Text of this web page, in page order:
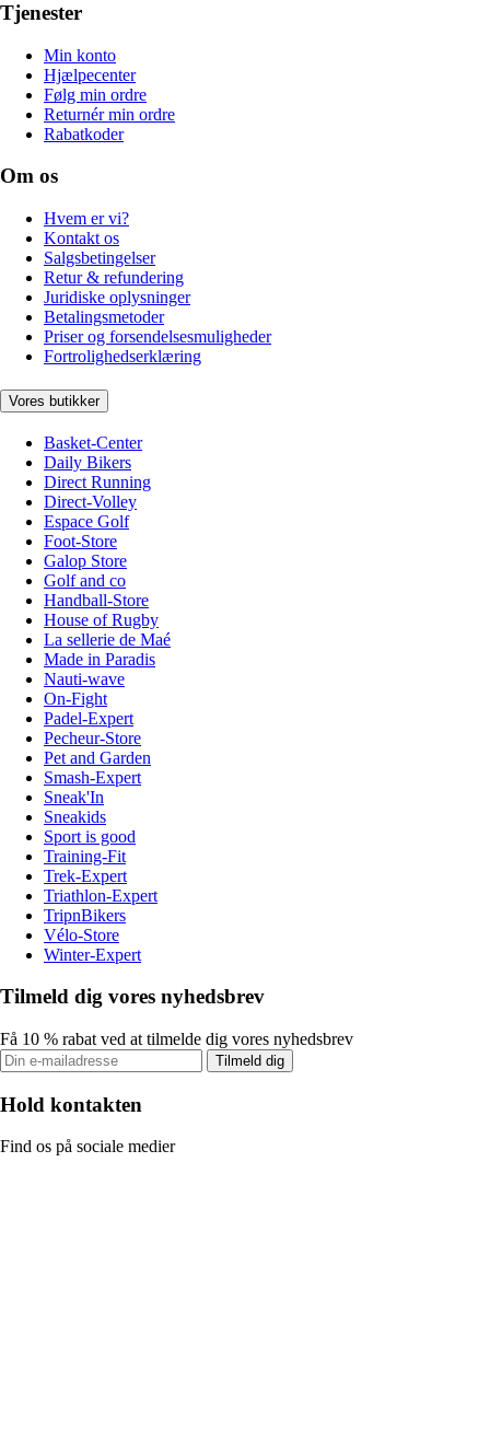
Tjenester
Min konto
Hjælpecenter
Følg min ordre
Returnér min ordre
Rabatkoder
Om os
Hvem er vi?
Kontakt os
Salgsbetingelser
Retur & refundering
Juridiske oplysninger
Betalingsmetoder
Priser og forsendelsesmuligheder
Fortrolighedserklæring
Vores butikker
Basket-Center
Daily Bikers
Direct Running
Direct-Volley
Espace Golf
Foot-Store
Galop Store
Golf and co
Handball-Store
House of Rugby
La sellerie de Maé
Made in Paradis
Nauti-wave
On-Fight
Padel-Expert
Pecheur-Store
Pet and Garden
Smash-Expert
Sneak'In
Sneakids
Sport is good
Training-Fit
Trek-Expert
Triathlon-Expert
TripnBikers
Vélo-Store
Winter-Expert
Tilmeld dig vores nyhedsbrev
Få 10 % rabat ved at tilmelde dig vores nyhedsbrev
Tilmeld dig
Hold kontakten
Find os på sociale medier